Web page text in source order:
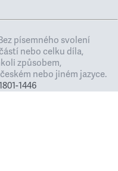
písemného svolení
nebo celku díla,
způsobem,
nebo jiném jazyce.
1446